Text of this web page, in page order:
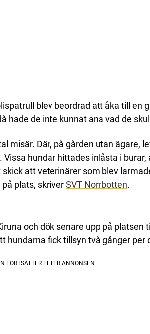
blev beordrad att åka till en
hade de inte kunnat ana vad de
misär. Där, på gården utan ägare,
hundar hittades inlåsta i burar,
att veterinärer som blev
plats, skriverSVT Norrbotten.
och dök senare upp på platsen
hundarna fick tillsyn två gånger per